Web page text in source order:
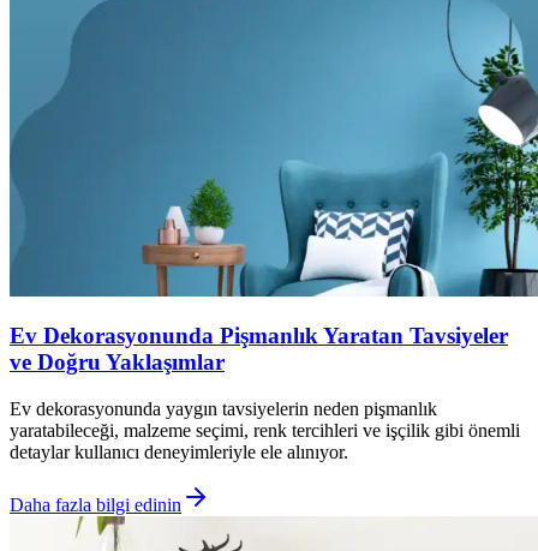
Ev Dekorasyonunda Pişmanlık Yaratan Tavsiyeler
ve Doğru Yaklaşımlar
Ev dekorasyonunda yaygın tavsiyelerin neden pişmanlık
yaratabileceği, malzeme seçimi, renk tercihleri ve işçilik gibi önemli
detaylar kullanıcı deneyimleriyle ele alınıyor.
Daha fazla bilgi edinin